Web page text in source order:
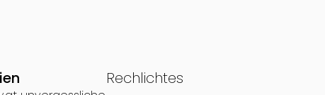
Rechlichtes